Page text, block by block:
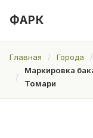
ФАРК
Главная Города
Маркировка
Томари